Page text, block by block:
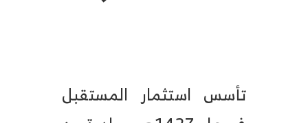
تأسس استثمار المستقبل